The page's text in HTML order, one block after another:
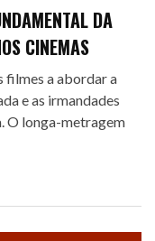
DA
CINEMAS
filmes a abordar a
e as irmandades
O longa-metragem